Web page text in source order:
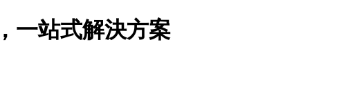
一站式解決方案